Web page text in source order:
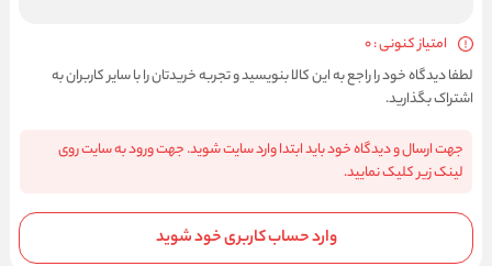
امتیاز کنونی : 0
لطفا دیدگاه خود را راجع به این کالا بنویسید و تجربه خریدتان را با سایر کاربران به
اشتراک بگذارید.
جهت ارسال و دیدگاه خود باید ابتدا وارد سایت شوید. جهت ورود به سایت روی
لینک زیر کلیک نمایید.
وارد حساب کاربری خود شوید